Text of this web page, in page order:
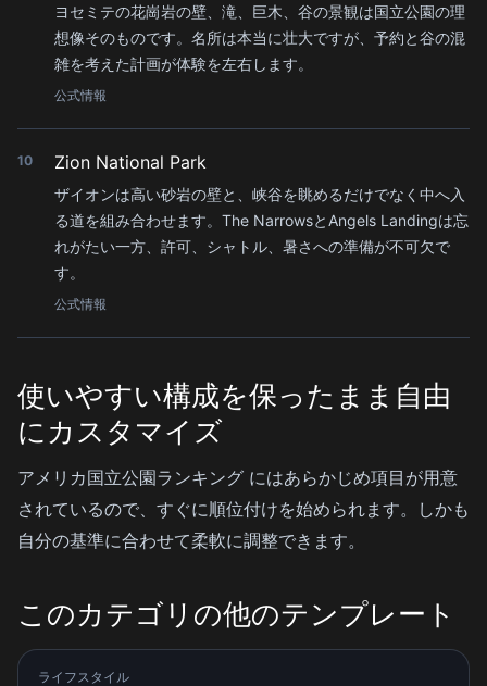
ヨセミテの花崗岩の壁、滝、巨木、谷の景観は国立公園の理
想像そのものです。名所は本当に壮大ですが、予約と谷の混
雑を考えた計画が体験を左右します。
公式情報
10 Zion National Park
ザイオンは高い砂岩の壁と、峡谷を眺めるだけでなく中へ入
る道を組み合わせます。The NarrowsとAngels Landingは忘
れがたい一方、許可、シャトル、暑さへの準備が不可欠で
す。
公式情報
使いやすい構成を保ったまま自由
にカスタマイズ
アメリカ国立公園ランキング にはあらかじめ項目が用意
されているので、すぐに順位付けを始められます。しかも
自分の基準に合わせて柔軟に調整できます。
このカテゴリの他のテンプレート
ライフスタイル